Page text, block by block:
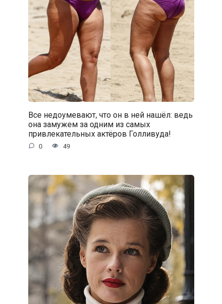
Все недоумевают, что он в ней нашёл: ведь
она замужем за одним из самых
привлекательных актёров Голливуда!
0 49